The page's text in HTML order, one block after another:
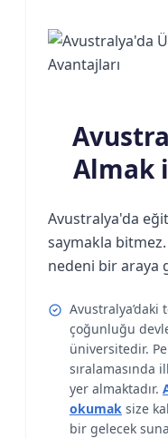
Almak
Avustralya'da
saymakla
nedeni bir araya
çoğunluğu
üniversitedir.
sıralamasında
yer almaktadır.
okumak size
bir gelecek